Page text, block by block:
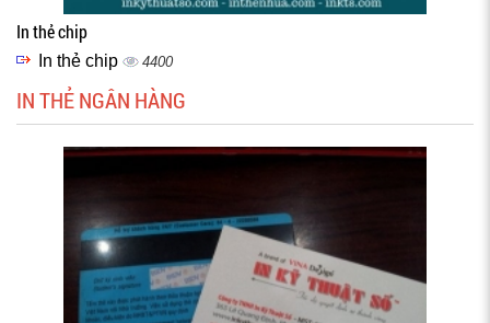
In thẻ chip
In thẻ chip 4400
IN THẺ NGÂN HÀNG